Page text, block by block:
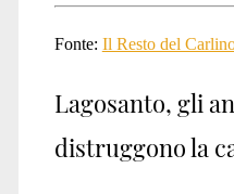
Fonte: Il Resto del
Lagosanto, gli
distruggono la